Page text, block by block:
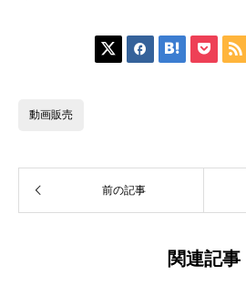
    
動画販売
前の記事
関連記事